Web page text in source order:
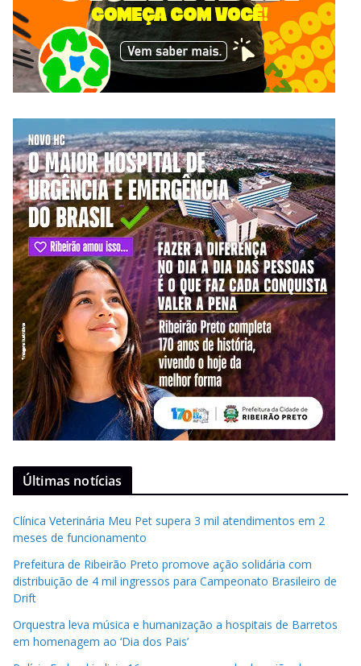
Últimas notícias
Clínica Veterinária Meu Pet supera 3 mil atendimentos em 2
meses de funcionamento
Prefeitura de Ribeirão Preto promove ação solidária com
distribuição de 4 mil ingressos para Campeonato Brasileiro de
Drift
Orquestra leva música e humanização a hospitais de Barretos
em homenagem ao ‘Dia dos Pais’